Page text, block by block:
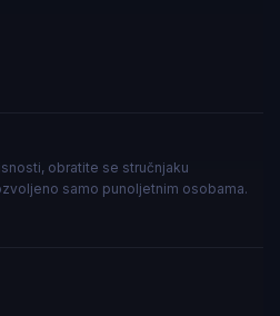
obratite se stručnjaku
samo punoljetnim osobama.